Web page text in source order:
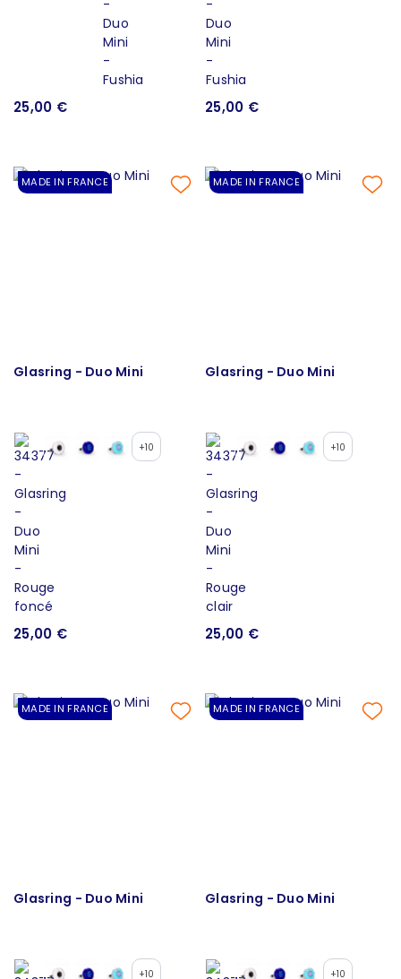
25,00 € 25,00 €
MADE IN FRANCE
Glasring - Duo Mini
+10
25,00 €
MADE IN FRANCE
Glasring - Duo Mini
+10
25,00 €
MADE IN FRANCE
Glasring - Duo Mini
+10
MADE IN FRANCE
Glasring - Duo Mini
+10